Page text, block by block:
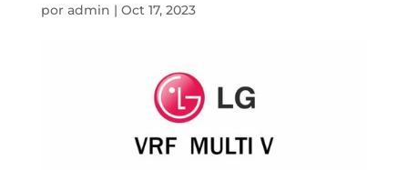
por admin | Oct 17, 2023